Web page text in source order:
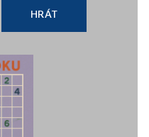
HRÁT